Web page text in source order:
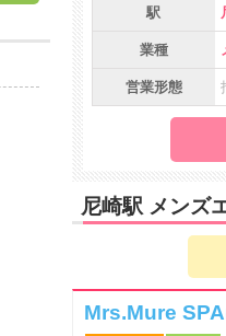
駅
業種
営業形態
尼崎駅 メンズ
Mrs.Mure